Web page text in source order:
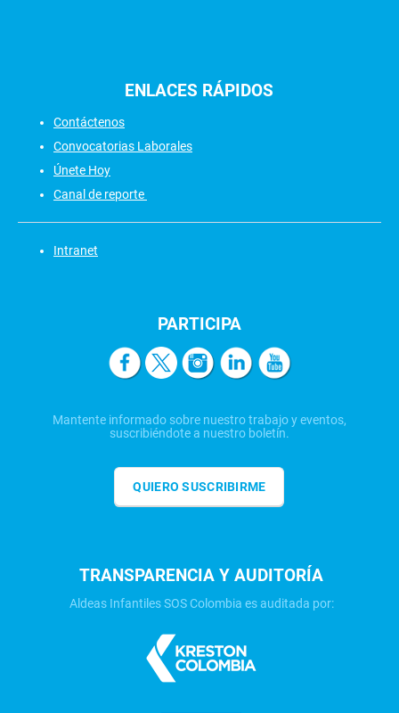
ENLACES RÁPIDOS
Contáctenos
Convocatorias Laborales
Únete Hoy
Canal de reporte
Intranet
PARTICIPA
Mantente informado sobre nuestro trabajo y eventos,
suscribiéndote a nuestro boletín.
QUIERO SUSCRIBIRME
TRANSPARENCIA Y AUDITORÍA
Aldeas Infantiles SOS Colombia es auditada por: